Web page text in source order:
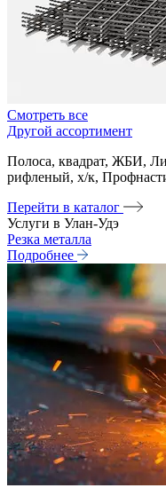
Смотреть все
Другой ассортимент
Полоса, квадрат, ЖБИ,
рифленый, х/к,
Перейти в каталог
Услуги в Улан-Удэ
Резка металла
Подробнее